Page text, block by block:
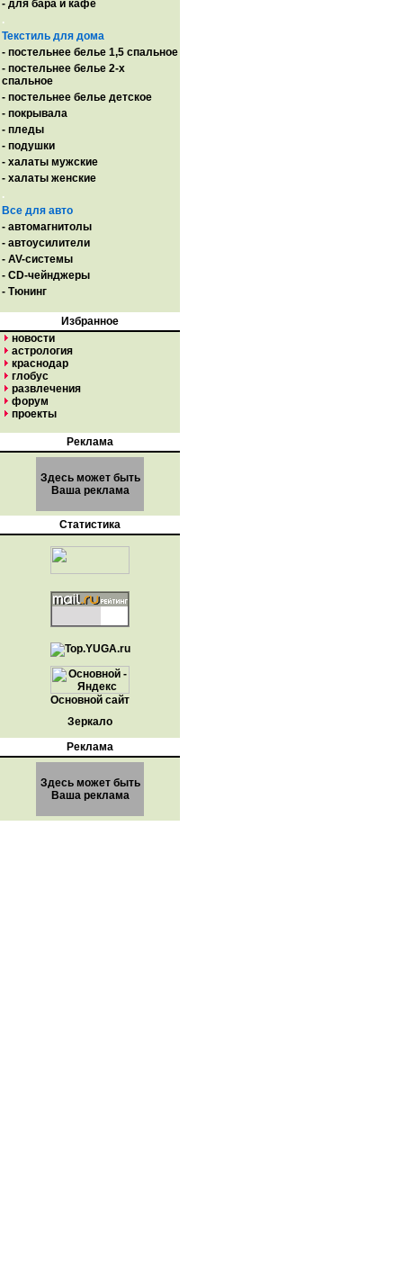
- для бара и кафе
.
Текстиль для дома
- постельнее белье 1,5 спальное
- постельнее белье 2-х
спальное
- постельнее белье детское
- покрывала
- пледы
- подушки
- халаты мужские
- халаты женские
.
Все для авто
- автомагнитолы
- автоусилители
- AV-системы
- CD-чейнджеры
- Тюнинг
Избранное
новости
астрология
краснодар
глобус
развлечения
форум
проекты
Реклама
Здесь может быть
Ваша реклама
Статистика
Основной сайт
Зеркало
Реклама
Здесь может быть
Ваша реклама